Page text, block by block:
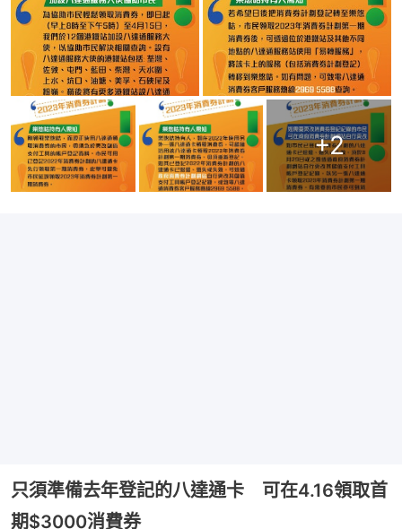
+2
只須準備去年登記的八達通卡 可在4.16領取首
期$3000消費券